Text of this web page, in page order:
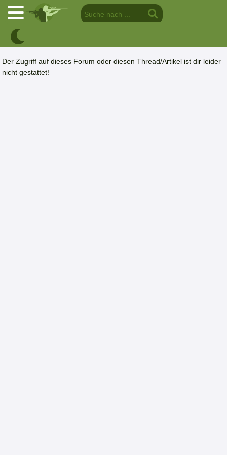
Der Zugriff auf dieses Forum oder diesen Thread/Artikel ist dir leider
nicht gestattet!